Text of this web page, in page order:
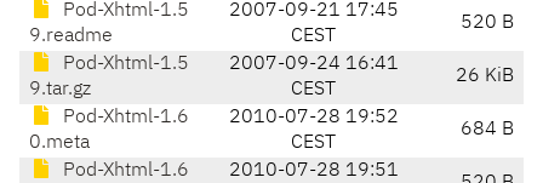
Pod-Xhtml-1.5
9.readme
2007-09-21 17:45
CEST
520 B
Pod-Xhtml-1.5
9.tar.gz
2007-09-24 16:41
CEST
26 KiB
Pod-Xhtml-1.6
0.meta
2010-07-28 19:52
CEST
684 B
Pod-Xhtml-1.6
2010-07-28 19:51